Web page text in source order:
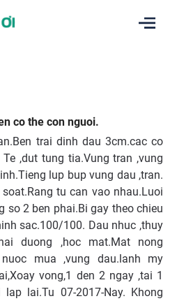
co the con nguoi.
trai dinh dau 3cm.cac co
,dut tung tia.Vung tran ,vung
lup bup vung dau ,tran.
tu can vao nhau.Luoi
so 2 ben phai.Bi gay theo chieu
sac.100/100. Dau nhuc ,thuy
duong ,hoc mat.Mat nong
mua ,vung dau.lanh my
vong,1 den 2 ngay ,tai 1
lai.Tu 07-2017-Nay. Khong